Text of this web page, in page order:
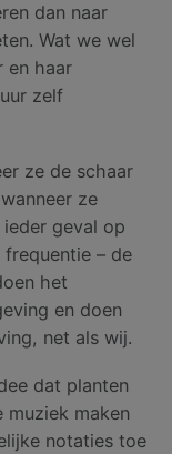
dan naar
Wat we wel
en haar
zelf
ze de schaar
ze
geval op
– de
het
en doen
net als wij.
dat planten
muziek maken
notaties toe